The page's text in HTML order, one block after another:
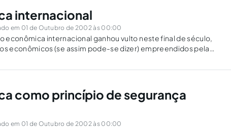
internacional
em 01 de Outubro de 2002 às 00:00
econômica internacional ganhou vulto neste final de século,
econômicos (se assim pode-se dizer) empreendidos pela
como princípio de segurança
em 01 de Outubro de 2002 às 00:00